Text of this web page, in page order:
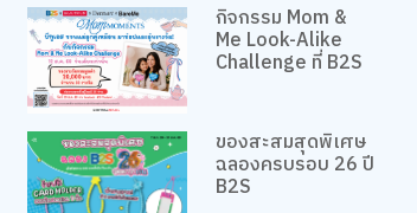
กิจกรรม Mom &
Me Look-Alike
Challenge ที่ B2S
ของสะสมสุดพิเศษ
ฉลองครบรอบ 26 ปี
B2S